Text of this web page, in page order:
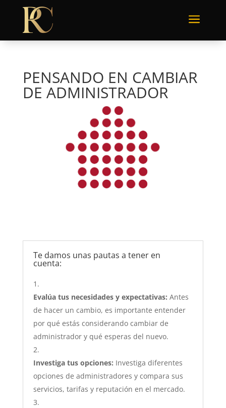
a
PENSANDO EN CAMBIAR
DE ADMINISTRADOR
Te damos unas pautas a tener en
cuenta:
Evalúa tus necesidades y expectativas: Antes
de hacer un cambio, es importante entender
por qué estás considerando cambiar de
administrador y qué esperas del nuevo.
Investiga tus opciones: Investiga diferentes
opciones de administradores y compara sus
servicios, tarifas y reputación en el mercado.